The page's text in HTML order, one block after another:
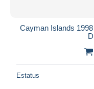
Cayman Islands
Estatus